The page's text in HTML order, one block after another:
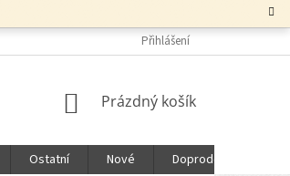
Přihlášení
NÁKUPNÍ
Prázdný košík
Ostatní Nové Doprodej